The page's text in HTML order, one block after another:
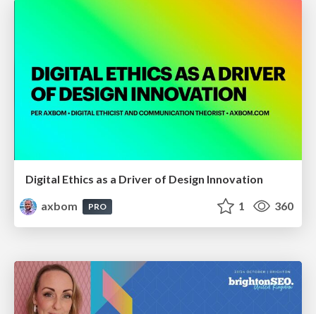
Digital Ethics as a Driver of Design Innovation
axbom
PRO 1 360